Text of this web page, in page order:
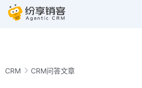
CRM CRM问答文章